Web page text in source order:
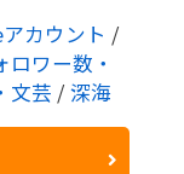
カウント /
ロワー数・
文芸 / 深海